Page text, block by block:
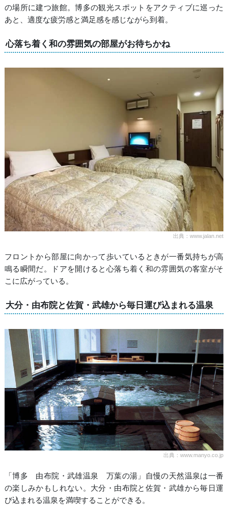
の場所に建つ旅館。博多の観光スポットをアクティブに巡った
あと、適度な疲労感と満足感を感じながら到着。
心落ち着く和の雰囲気の部屋がお待ちかね
出典：www.jalan.net
フロントから部屋に向かって歩いているときが一番気持ちが高
鳴る瞬間だ。ドアを開けると心落ち着く和の雰囲気の客室がそ
こに広がっている。
大分・由布院と佐賀・武雄から毎日運び込まれる温泉
出典：www.manyo.co.jp
「博多 由布院・武雄温泉 万葉の湯」自慢の天然温泉は一番
の楽しみかもしれない。大分・由布院と佐賀・武雄から毎日運
び込まれる温泉を満喫することができる。